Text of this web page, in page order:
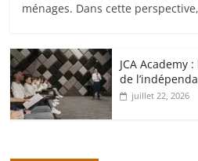
ménages. Dans cette
JCA Academy
de
juillet 22, 2026